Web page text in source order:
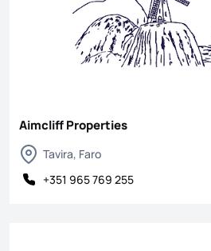
Aimcliff Properties
Tavira, Faro
+351 965 769 255